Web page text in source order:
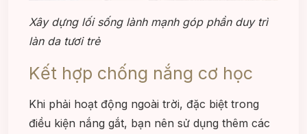
Xây dựng lối sống lành mạnh góp phần duy trì
làn da tươi trẻ
Kết hợp chống nắng cơ học
Khi phải hoạt động ngoài trời, đặc biệt trong
điều kiện nắng gắt, bạn nên sử dụng thêm các